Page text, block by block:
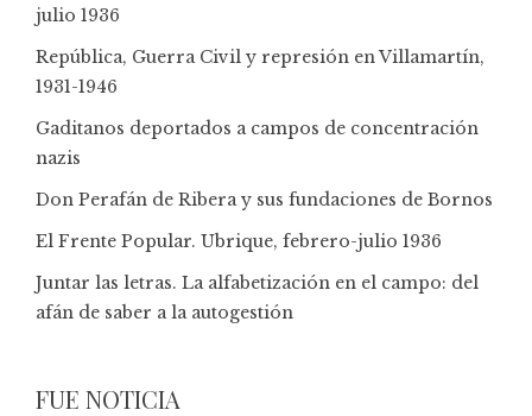
julio 1936
República, Guerra Civil y represión en Villamartín,
1931-1946
Gaditanos deportados a campos de concentración
nazis
Don Perafán de Ribera y sus fundaciones de Bornos
El Frente Popular. Ubrique, febrero-julio 1936
Juntar las letras. La alfabetización en el campo: del
afán de saber a la autogestión
FUE NOTICIA